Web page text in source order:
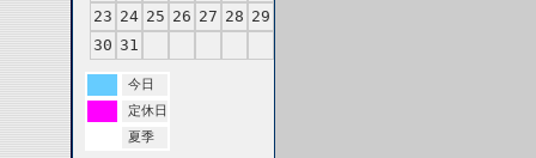
23 24 25 26 27 28 29
30 31
今日
定休日
夏季